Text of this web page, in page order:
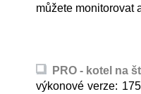
můžete monitorovat
PRO - kotel na
výkonové verze: